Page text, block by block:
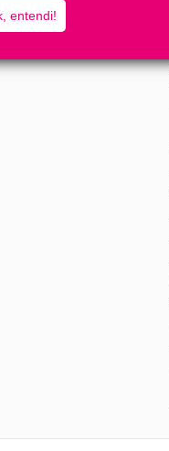
entendi!